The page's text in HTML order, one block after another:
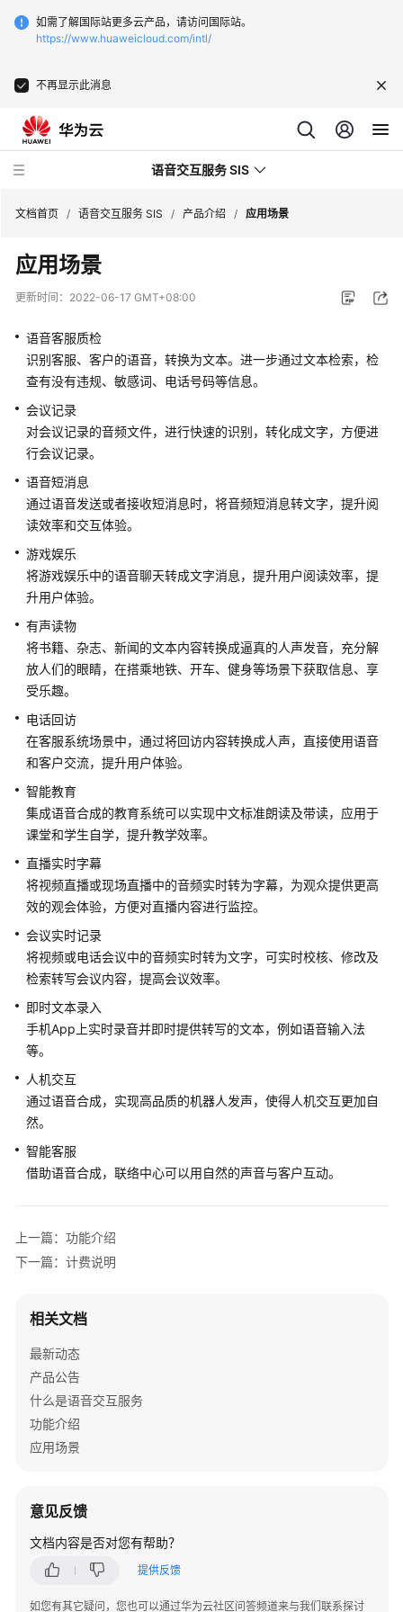
如需了解国际站更多云产品，请访问国际站。
https://www.huaweicloud.com/intl/
不再显示此消息
语音交互服务 SIS
最
新
态
服
务
公
告
品
介
绍
什
么
语
音
交
互
服
功
能
介
绍
应
用
场
景
计
说
明
与
其
服
务
系
与
制
监
控
安
快
速
文档首页 / 语音交互服务 SIS / 产品介绍 / 应用场景
应用场景
更新时间： 2022-06-17 GMT+08:00
语音客服质检
识别客服、客户的语音，转换为文本。进一步通过文本检索，检
查有没有违规、敏感词、电话号码等信息。
会议记录
对会议记录的音频文件，进行快速的识别，转化成文字，方便进
行会议记录。
语音短消息
通过语音发送或者接收短消息时，将音频短消息转文字，提升阅
读效率和交互体验。
游戏娱乐
将游戏娱乐中的语音聊天转成文字消息，提升用户阅读效率，提
升用户体验。
有声读物
将书籍、杂志、新闻的文本内容转换成逼真的人声发音，充分解
放人们的眼睛，在搭乘地铁、开车、健身等场景下获取信息、享
受乐趣。
电话回访
在客服系统场景中，通过将回访内容转换成人声，直接使用语音
和客户交流，提升用户体验。
智能教育
集成语音合成的教育系统可以实现中文标准朗读及带读，应用于
课堂和学生自学，提升教学效率。
直播实时字幕
将视频直播或现场直播中的音频实时转为字幕，为观众提供更高
效的观会体验，方便对直播内容进行监控。
会议实时记录
将视频或电话会议中的音频实时转为文字，可实时校核、修改及
检索转写会议内容，提高会议效率。
即时文本录入
手机App上实时录音并即时提供转写的文本，例如语音输入法
等。
人机交互
通过语音合成，实现高品质的机器人发声，使得人机交互更加自
然。
智能客服
借助语音合成，联络中心可以用自然的声音与客户互动。
上一篇：功能介绍
下一篇：计费说明
相关文档
最新动态
产品公告
什么是语音交互服务
功能介绍
应用场景
意见反馈
文档内容是否对您有帮助？
提供反馈
如您有其它疑问，您也可以通过华为云社区问答频道来与我们联系探讨